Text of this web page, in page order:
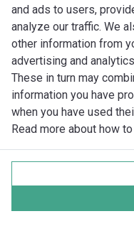
and ads to users,
analyze our traffic. We
other information from
advertising and
These in turn may
information you have
when you have used
Read more about how
Imprint
Alle rechten